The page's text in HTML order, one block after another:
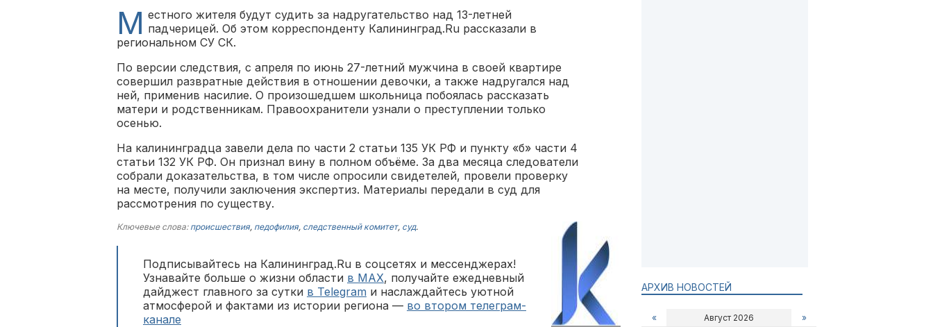
М естного жителя будут судить за надругательство над 13-летней
падчерицей. Об этом корреспонденту Калининград.Ru рассказали в
региональном СУ СК.
По версии следствия, с апреля по июнь 27-летний мужчина в своей квартире
совершил развратные действия в отношении девочки, а также надругался над
ней, применив насилие. О произошедшем школьница побоялась рассказать
матери и родственникам. Правоохранители узнали о преступлении только
осенью.
На калининградца завели дела по части 2 статьи 135 УК РФ и пункту «б» части 4
статьи 132 УК РФ. Он признал вину в полном объёме. За два месяца следователи
собрали доказательства, в том числе опросили свидетелей, провели проверку
на месте, получили заключения экспертиз. Материалы передали в суд для
рассмотрения по существу.
Ключевые слова: происшествия, педофилия, следственный комитет, суд.
Подписывайтесь на Калининград.Ru в соцсетях и мессенджерах!
Узнавайте больше о жизни области в MAX, получайте ежедневный
дайджест главного за сутки в Telegram и наслаждайтесь уютной
атмосферой и фактами из истории региона — во втором телеграм-
канале
АРХИВ НОВОСТЕЙ
« Август 2026
»